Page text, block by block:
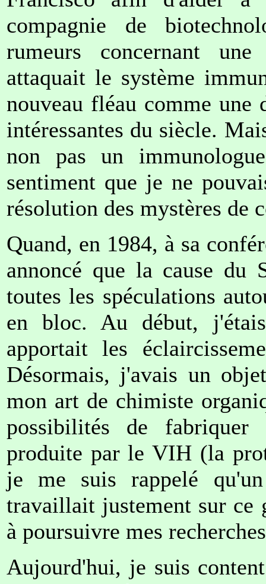
compagnie de
rumeurs concernant
attaquait le système
nouveau fléau comme une
intéressantes du siècle.
non pas un
sentiment que je ne
résolution des mystères de
Quand, en 1984, à sa
annoncé que la cause
toutes les spéculations
en bloc. Au début,
apportait les
Désormais, j'avais un
mon art de chimiste
possibilités de
produite par le VIH (la
je me suis rappelé
travaillait justement sur ce
à poursuivre mes
Aujourd'hui, je suis